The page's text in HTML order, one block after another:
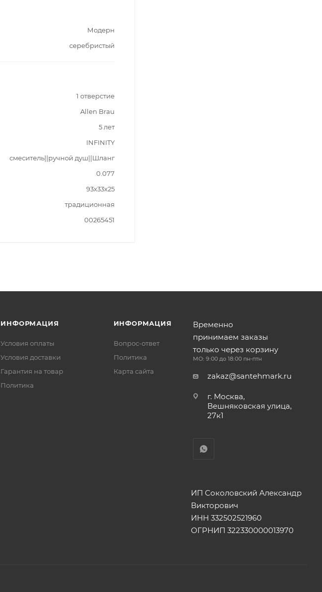
Модерн
серебристый
1 отверстие
Allen Brau
5 лет
INFINITY
смеситель||ручной душ||Шланг
0.077
93x33x25
традиционная
00265451
ИНФОРМАЦИЯ
Условия оплаты
Условия доставки
Гарантия на товар
Политика
ИНФОРМАЦИЯ
Вопрос-ответ
Политика
Карта сайта
Временно
принимаем заказы
только через корзину
МО: 9:00 до 18:00 пн-птн
zakaz@santehmark.ru
г. Москва,
Вешняковская улица,
27к1
ИП Соколовский Александр
Викторович
ИНН 332502521960
ОГРНИП 322330000013970